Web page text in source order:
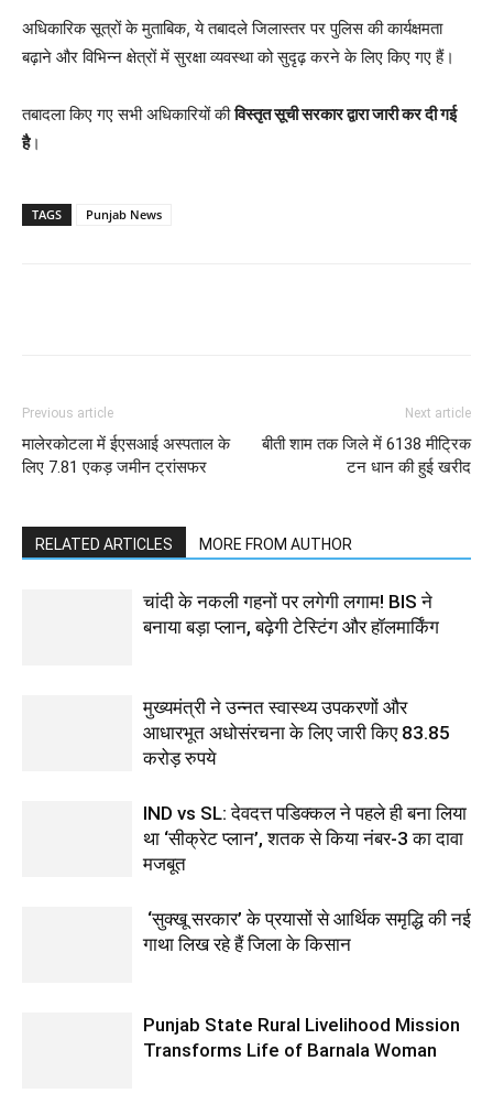
अधिकारिक सूत्रों के मुताबिक, ये तबादले जिलास्तर पर पुलिस की कार्यक्षमता
बढ़ाने और विभिन्न क्षेत्रों में सुरक्षा व्यवस्था को सुदृढ़ करने के लिए किए गए हैं।
तबादला किए गए सभी अधिकारियों कीविस्तृत सूची सरकार द्वारा जारी कर दी गई
है।
TAGS Punjab News
Previous article
मालेरकोटला में ईएसआई अस्पताल के
लिए 7.81 एकड़ जमीन ट्रांसफर
Next article
बीती शाम तक जिले में 6138 मीट्रिक
टन धान की हुई खरीद
RELATED ARTICLES MORE FROM AUTHOR
चांदी के नकली गहनों पर लगेगी लगाम! BIS ने
बनाया बड़ा प्लान, बढ़ेगी टेस्टिंग और हॉलमार्किंग
मुख्यमंत्री ने उन्नत स्वास्थ्य उपकरणों और
आधारभूत अधोसंरचना के लिए जारी किए 83.85
करोड़ रुपये
IND vs SL: देवदत्त पडिक्कल ने पहले ही बना लिया
था ‘सीक्रेट प्लान’, शतक से किया नंबर-3 का दावा
मजबूत
‘सुक्खू सरकार’ के प्रयासों से आर्थिक समृद्धि की नई
गाथा लिख रहे हैं जिला के किसान
Punjab State Rural Livelihood Mission
Transforms Life of Barnala Woman